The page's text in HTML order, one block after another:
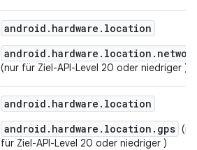
android.hardware.location
(nur für Ziel-API-Level 20 oder niedriger )
android.hardware.location
android.hardware.location.gps
für Ziel-API-Level 20 oder niedriger )